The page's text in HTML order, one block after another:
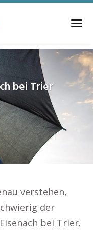
bei Trier
verstehen,
der
bei Trier.